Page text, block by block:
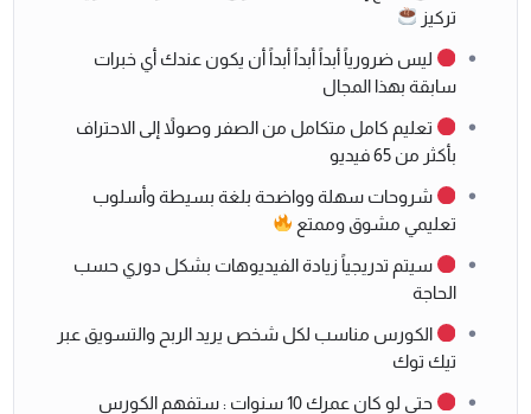
تركيز
ليس ضرورياً أبداً أبداً أبداً أن يكون عندك أي خبرات
سابقة بهذا المجال
تعليم كامل متكامل من الصفر وصولاً إلى الاحتراف
بأكثر من 65 فيديو
شروحات سهلة وواضحة بلغة بسيطة وأسلوب
تعليمي مشوق وممتع
سيتم تدريجياً زيادة الفيديوهات بشكل دوري حسب
الحاجة
الكورس مناسب لكل شخص يريد الربح والتسويق عبر
تيك توك
حتى لو كان عمرك 10 سنوات : ستفهم الكورس